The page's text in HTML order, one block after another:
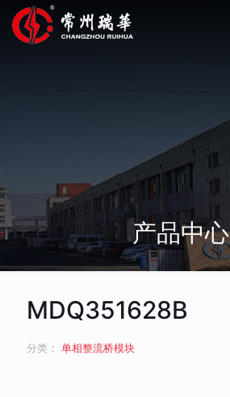
产品中心
MDQ351628B
分类： 单相整流桥模块